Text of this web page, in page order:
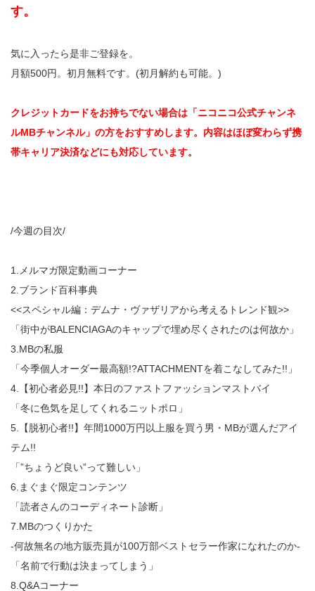
す。
気に入ったら是非ご登録を。
月額500円。初月無料です。(初月解約も可能。)
クレジットカードをお持ちでない場合は「ニコニコ公式チャンネ
ルMBチャンネル」の方をおすすめします。内容はほぼ変わらず携
帯キャリア決済などにも対応しています。
/今週の目次/
1.メルマガ限定動画コーナー
2.ブランド百科事典
<<スペシャル編：デムナ・ヴァザリアから考えるトレンド観>>
「街中がBALENCIAGAのキャップで埋め尽くされたのは何故か」
3.MBの私服
「今季個人オーダー最高額!?ATTACHMENTを着こなしてみた!!」
4.【初心者必見!!】本日のファストファッションマストバイ
「冬に色気を足してくれるニットポロ」
5.【脱初心者!!】年間1000万円以上服を買う男・MBが選んだアイ
テム!!
「”ちょうど良い”って難しい」
6.まぐまぐ限定コンテンツ
「読者さんのコーディネート診断」
7.MBのつくりかた
-何故無名の地方販売員が100万部ベストセラー作家になれたのか-
「名前で行動は決まってしまう」
8.Q&Aコーナー